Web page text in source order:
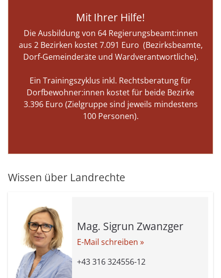
Mit Ihrer Hilfe!
Die Ausbildung von 64 Regierungsbeamt:innen
aus 2 Bezirken kostet 7.091 Euro (Bezirksbeamte,
Dorf-Gemeinderäte und Wardverantwortliche).
Ein Trainingszyklus inkl. Rechtsberatung für
Dorfbewohner:innen kostet für beide Bezirke
3.396 Euro (Zielgruppe sind jeweils mindestens
100 Personen).
Wissen über Landrechte
Mag. Sigrun Zwanzger
E-Mail schreiben »
+43 316 324556-12